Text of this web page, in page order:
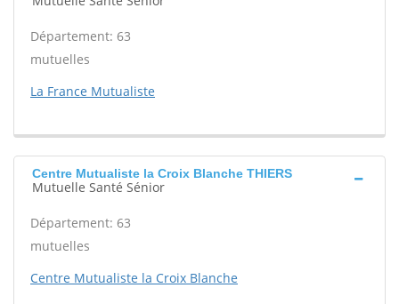
Département: 63
mutuelles
La France Mutualiste
Centre Mutualiste la Croix Blanche THIERS
Mutuelle Santé Sénior
Département: 63
mutuelles
Centre Mutualiste la Croix Blanche